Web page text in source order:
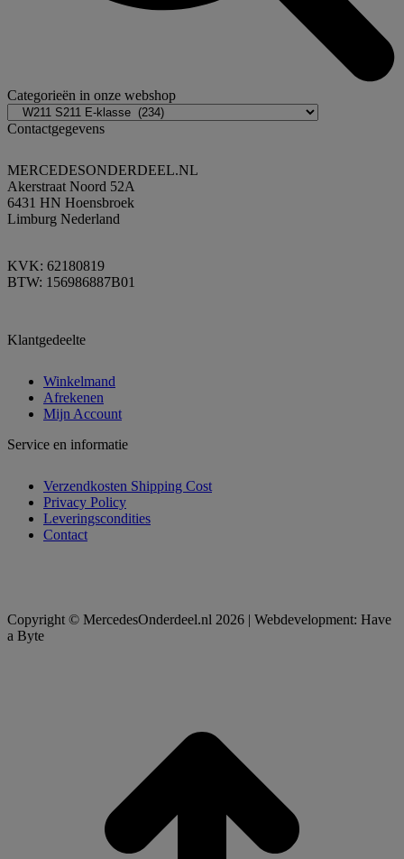
Categorieën in onze webshop
Contactgegevens
MERCEDESONDERDEEL.NL
Akerstraat Noord 52A
6431 HN Hoensbroek
Limburg Nederland
KVK: 62180819
BTW: 156986887B01
Klantgedeelte
Winkelmand
Afrekenen
Mijn Account
Service en informatie
Verzendkosten Shipping Cost
Privacy Policy
Leveringscondities
Contact
Copyright © MercedesOnderdeel.nl 2026 | Webdevelopment: Have
a Byte